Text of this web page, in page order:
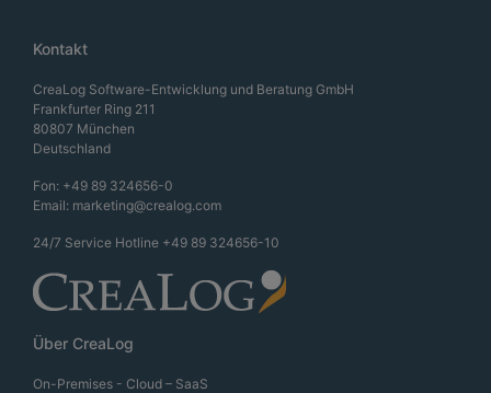
Kontakt
CreaLog Software-Entwicklung und Beratung GmbH
Frankfurter Ring 211
80807 München
Deutschland
Fon: +49 89 324656-0
Email: marketing@crealog.com
24/7 Service Hotline +49 89 324656-10
Über CreaLog
On-Premises - Cloud – SaaS